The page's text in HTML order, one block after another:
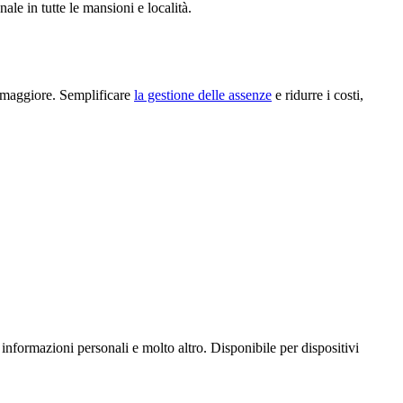
in tutte le mansioni e località.
Semplificare la gestione delle assenze e ridurre i costi,
personali e molto altro. Disponibile per dispositivi